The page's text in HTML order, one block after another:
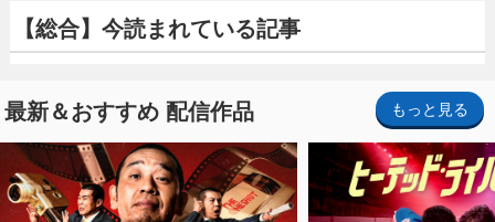
【総合】今読まれている記事
最新＆おすすめ 配信作品 もっと見る